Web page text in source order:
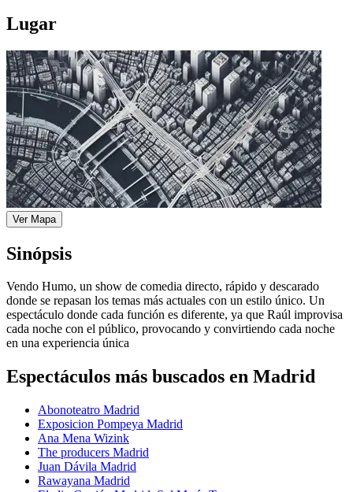
Lugar
Ver Mapa
Sinópsis
Vendo Humo, un show de comedia directo, rápido y descarado
donde se repasan los temas más actuales con un estilo único. Un
espectáculo donde cada función es diferente, ya que Raúl improvisa
cada noche con el público, provocando y convirtiendo cada noche
en una experiencia única
Espectáculos más buscados en Madrid
Abonoteatro Madrid
Exposicion Pompeya Madrid
Ana Mena Wizink
The producers Madrid
Juan Dávila Madrid
Rawayana Madrid